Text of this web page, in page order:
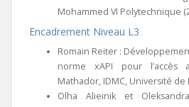
Mohammed VI Polytechnique
Encadrement Niveau L3
Romain Reiter :
norme xAPI pour l’accès
Mathador, IDMC, Université de
Olha Alieinik et